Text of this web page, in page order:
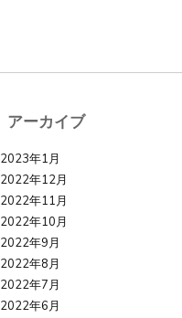
アーカイブ
2023年1月
2022年12月
2022年11月
2022年10月
2022年9月
2022年8月
2022年7月
2022年6月